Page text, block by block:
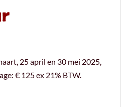
25 april en 30 mei 2025,
€ 125 ex 21% BTW.